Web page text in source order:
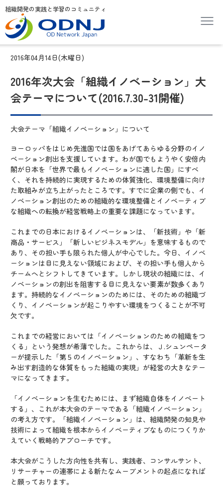
組織開発の実践と学習のコミュニティ
2016年04月14日(木曜日)
2016年次大会「組織イノベーション」大
会テーマについて(2016.7.30-31開催)
大会テーマ「組織イノベーション」について
ヨーロッパをはじめ先進国では国をあげてあらゆる分野のイノ
ベーション創出を支援しています。わが国でもようやく安倍内
閣が日本を「世界で最もイノベーションに適した国」にすべ
く、それを持続的に実現するための体質強化、環境整備に向け
た取組みが立ち上がったところです。すでに企業の側でも、イ
ノベーション創出のための組織的な環境整備とイノベーティブ
な組織への転換が経営戦略上の重要な課題になっています。
これまでの日本におけるイノベーションは、「新技術」や「新
商品・サービス」「新しいビジネスモデル」を意味するもので
あり、その担い手も限られた個人が中心でした。今日、イノベ
ーションは目に見えない領域におよび、その担い手も個人から
チームへとシフトしてきています。しかし現状の組織には、イ
ノベーションの創出を阻害する目に見えない要素が数多くあり
ます。持続的なイノベーションのためには、そのための組織づ
くり、イノベーションが起こりやすい環境をつくることが不可
欠です。
これまでの経営においては「イノベーションのための組織をつ
くる」という発想が希薄でした。これからは、Ｊ.シュンペータ
ーが提示した「第５のイノベーション」、すなわち「革新を生
み出す創造的な体質をもった組織の実現」が経営の大きなテー
マになってきます。
「イノベーションを生むためには、まず組織自体をイノベート
する」、これが本大会のテーマである「組織イノベーション」
の考え方です。「組織イノベーション」は、組織開発の知見や
技術によって組織を根本からイノベーティブなものにつくりか
えていく戦略的アプローチです。
本大会がこうした方向性を共有し、実践者、コンサルサント、
リサーチャーの連帯による新たなムーブメントの起点になれば
と願っております。